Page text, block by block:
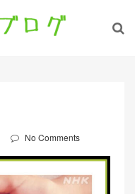
No Comments